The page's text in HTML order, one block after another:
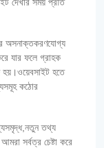
অসনাক্তকরণযোগ্য
যার ফলে গ্রাহক
হতে
কঠোর
তথ্য
সর্বত্র চেষ্টা করে